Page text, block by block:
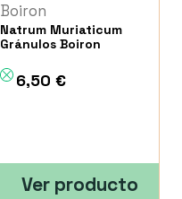
Boiron
Natrum Muriaticum
Gránulos Boiron
6,50 €
Ver producto